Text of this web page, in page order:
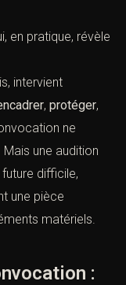
en pratique, révèle
intervient
, protéger,
ne
une audition
difficile,
une pièce
matériels.
: